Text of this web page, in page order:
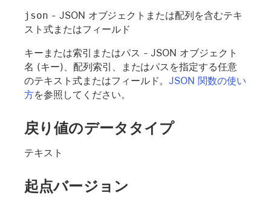
json - JSON オブジェクトまたは配列を含むテキ
スト式またはフィールド
キーまたは索引またはパス - JSON オブジェクト
名 (キー)、配列索引、またはパスを指定する任意
のテキスト式またはフィールド。JSON 関数の使い
方を参照してください。
戻り値のデータタイプ
テキスト
起点バージョン